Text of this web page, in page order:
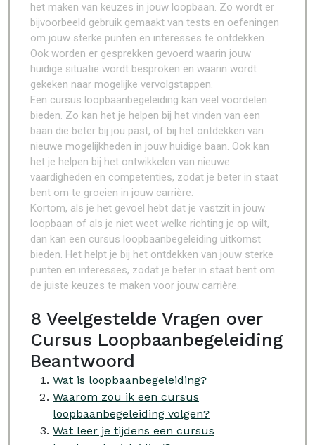
het maken van keuzes in jouw loopbaan. Zo wordt er
bijvoorbeeld gebruik gemaakt van tests en oefeningen
om jouw sterke punten en interesses te ontdekken.
Ook worden er gesprekken gevoerd waarin jouw
huidige situatie wordt besproken en waarin wordt
gekeken naar mogelijke vervolgstappen.
Een cursus loopbaanbegeleiding kan veel voordelen
bieden. Zo kan het je helpen bij het vinden van een
baan die beter bij jou past, of bij het ontdekken van
nieuwe mogelijkheden in jouw huidige baan. Ook kan
het je helpen bij het ontwikkelen van nieuwe
vaardigheden en competenties, zodat je beter in staat
bent om te groeien in jouw carrière.
Kortom, als je het gevoel hebt dat je vastzit in jouw
loopbaan of als je niet weet welke richting je op wilt,
dan kan een cursus loopbaanbegeleiding uitkomst
bieden. Het helpt je bij het ontdekken van jouw sterke
punten en interesses, zodat je beter in staat bent om
de juiste keuzes te maken voor jouw carrière.
8 Veelgestelde Vragen over
Cursus Loopbaanbegeleiding
Beantwoord
Wat is loopbaanbegeleiding?
Waarom zou ik een cursus
loopbaanbegeleiding volgen?
Wat leer je tijdens een cursus